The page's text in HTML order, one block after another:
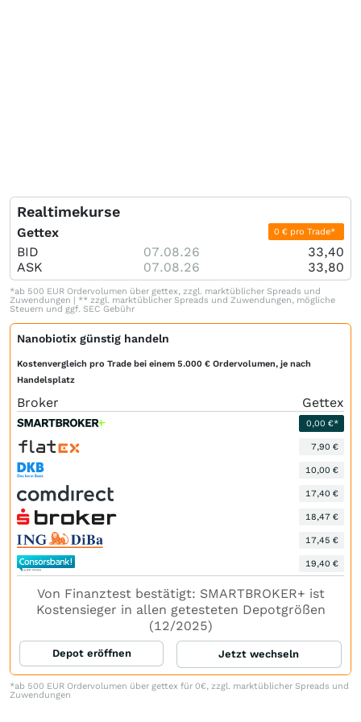
Realtimekurse
Gettex 0 € pro Trade*
BID 07.08.26
33,40
ASK
07.08.26 33,80
*ab 500 EUR Ordervolumen über gettex, zzgl. marktüblicher Spreads und
Zuwendungen | ** zzgl. marktüblicher Spreads und Zuwendungen, mögliche
Steuern und ggf. SEC Gebühr
Nanobiotix günstig handeln
Kostenvergleich pro Trade bei einem 5.000 € Ordervolumen, je nach
Handelsplatz
Broker Gettex
0,00 €*
7,90 €
10,00 €
17,40 €
18,47 €
17,45 €
19,40 €
Von Finanztest bestätigt: SMARTBROKER+ ist
Kostensieger in allen getesteten Depotgrößen
(12/2025)
Depot eröffnen Jetzt wechseln
*ab 500 EUR Ordervolumen über gettex für 0€, zzgl. marktüblicher Spreads und
Zuwendungen